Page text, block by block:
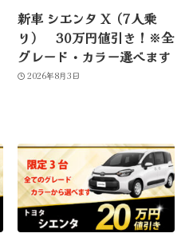
新車 シエンタ X（7人乗
り） 30万円値引き！※全
グレード・カラー選べます
2026年8月3日